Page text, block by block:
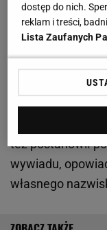
Niemczech
O wszystkim
W przeszłości
się, że nie te, w
Oczywiście to
też postanowił
wywiadu,
własnego
dostęp do nich.
reklam i treści,
Lista Zaufanych